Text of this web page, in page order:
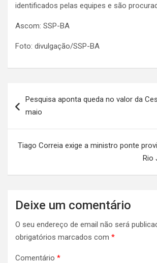
identificados pelas equipes e são
Ascom: SSP-BA
Foto: divulgação/SSP-BA
de
Pesquisa aponta queda no valor da
maio
Tiago Correia exige a ministro ponte
Rio
Deixe um comentário
O seu endereço de email não será
obrigatórios marcados com *
Comentário *